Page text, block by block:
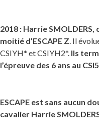
2018 : Harrie
moitié d’ESCAPE Z. Il
CSIYH* et CSIYH2*. Ils
l’épreuve des 6 ans au
ESCAPE est sans aucun
cavalier Harrie